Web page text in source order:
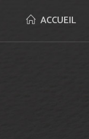
ACCUEIL